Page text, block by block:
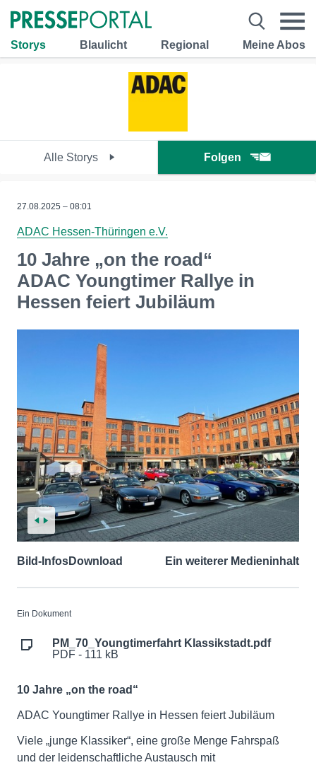
Storys Blaulicht Regional Meine Abos
Alle Storys Folgen
27.08.2025 – 08:01
ADAC Hessen-Thüringen e.V.
10 Jahre „on the road“
ADAC Youngtimer Rallye in
Hessen feiert Jubiläum
Bild-InfosDownload Ein weiterer Medieninhalt
Ein Dokument
PM_70_Youngtimerfahrt Klassikstadt.pdf
PDF - 111 kB
10 Jahre „on the road“
ADAC Youngtimer Rallye in Hessen feiert Jubiläum
Viele „junge Klassiker“, eine große Menge Fahrspaß
und der leidenschaftliche Austausch mit